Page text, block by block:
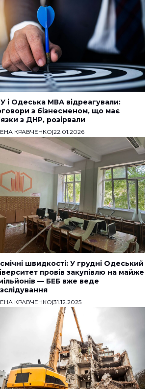
і Одеська МВА відреагували:
з бізнесменом, що має
з ДНР, розірвали
КРАВЧЕНКО|22.01.2026
швидкості: У грудні Одеський
провів закупівлю на майже
мільйонів — БЕБ вже веде
КРАВЧЕНКО|31.12.2025